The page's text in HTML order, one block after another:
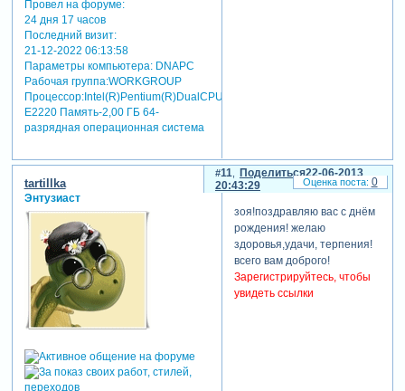
Провел на форуме:
24 дня 17 часов
Последний визит:
21-12-2022 06:13:58
Параметры компьютера:DNAPC
Рабочая группа:WORKGROUP
Процессор:Intel(R)Pentium(R)DualCPU
E2220 Память-2,00 ГБ 64-
разрядная операционная система
Поделиться
11
22-06-2013
20:43:29
tartillka
Энтузиаст
зоя!поздравляю вас с днём
рождения! желаю
здоровья,удачи, терпения!
всего вам доброго!
Зарегистрируйтесь, чтобы
увидеть ссылки
0